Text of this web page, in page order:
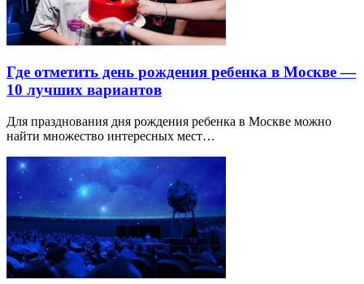
Где отметить день рождения ребенка в Москве —
10 лучших вариантов
Для празднования дня рождения ребенка в Москве можно
найти множество интересных мест…